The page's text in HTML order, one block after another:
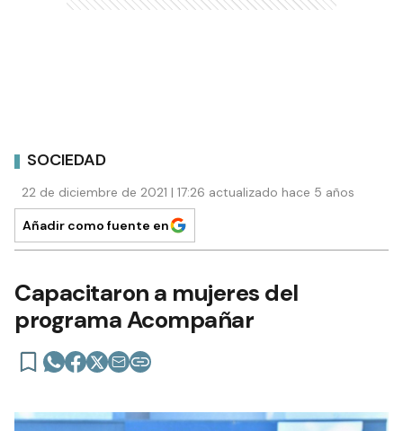
SOCIEDAD
22 de diciembre de 2021 | 17:26 actualizado hace 5 años
Añadir como fuente en
Capacitaron a mujeres del
programa Acompañar